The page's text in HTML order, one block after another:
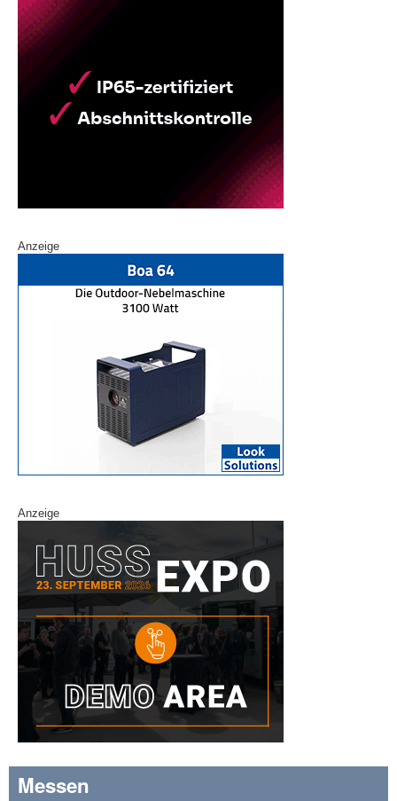
Anzeige
Anzeige
Messen